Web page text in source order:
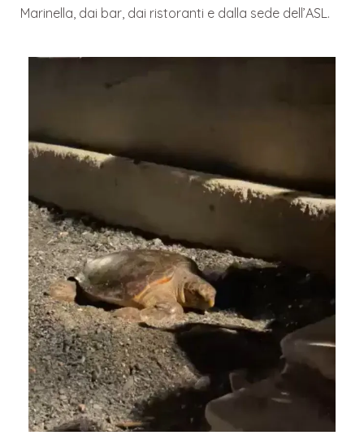
Marinella, dai bar, dai ristoranti e dalla sede dell’ASL.